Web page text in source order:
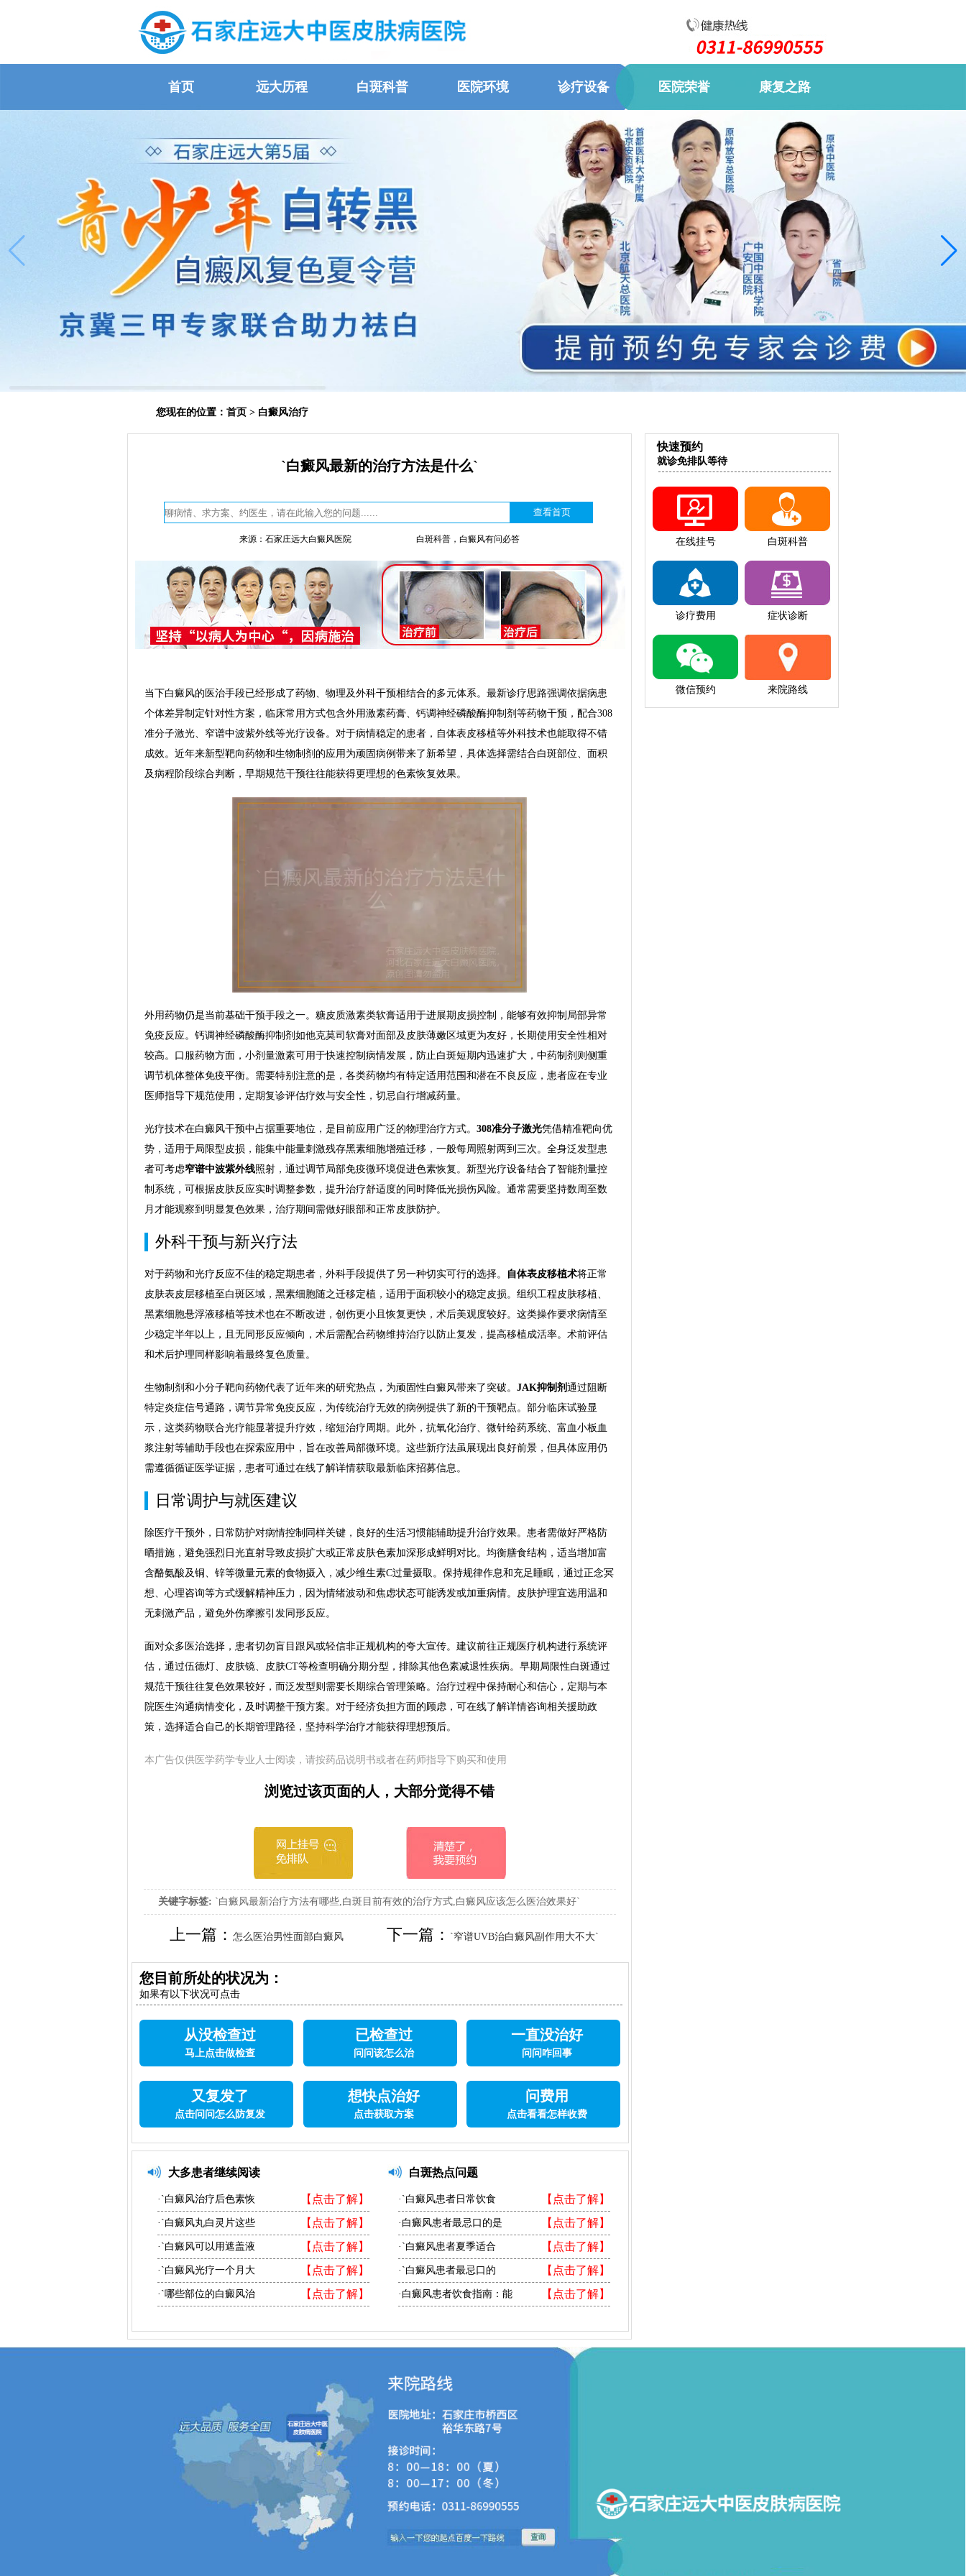
首页 远大历程 白斑科普 医院环境 诊疗设备 医院荣誉 康复之路
您现在的位置： 首页 > 白癜风治疗
`白癜风最新的治疗方法是什么`
来源：石家庄远大白癜风医院 白斑科普，白癜风有问必答
当下白癜风的医治手段已经形成了药物、物理及外科干预相结合的多元体系。最新诊疗思路强调依据病患
个体差异制定针对性方案，临床常用方式包含外用激素药膏、钙调神经磷酸酶抑制剂等药物干预，配合308
准分子激光、窄谱中波紫外线等光疗设备。对于病情稳定的患者，自体表皮移植等外科技术也能取得不错
成效。近年来新型靶向药物和生物制剂的应用为顽固病例带来了新希望，具体选择需结合白斑部位、面积
及病程阶段综合判断，早期规范干预往往能获得更理想的色素恢复效果。
外用药物仍是当前基础干预手段之一。糖皮质激素类软膏适用于进展期皮损控制，能够有效抑制局部异常
免疫反应。钙调神经磷酸酶抑制剂如他克莫司软膏对面部及皮肤薄嫩区域更为友好，长期使用安全性相对
较高。口服药物方面，小剂量激素可用于快速控制病情发展，防止白斑短期内迅速扩大，中药制剂则侧重
调节机体整体免疫平衡。需要特别注意的是，各类药物均有特定适用范围和潜在不良反应，患者应在专业
医师指导下规范使用，定期复诊评估疗效与安全性，切忌自行增减药量。
光疗技术在白癜风干预中占据重要地位，是目前应用广泛的物理治疗方式。 308准分子激光凭借精准靶向优
势，适用于局限型皮损，能集中能量刺激残存黑素细胞增殖迁移，一般每周照射两到三次。全身泛发型患
者可考虑窄谱中波紫外线照射，通过调节局部免疫微环境促进色素恢复。新型光疗设备结合了智能剂量控
制系统，可根据皮肤反应实时调整参数，提升治疗舒适度的同时降低光损伤风险。通常需要坚持数周至数
月才能观察到明显复色效果，治疗期间需做好眼部和正常皮肤防护。
外科干预与新兴疗法
对于药物和光疗反应不佳的稳定期患者，外科手段提供了另一种切实可行的选择。 自体表皮移植术将正常
皮肤表皮层移植至白斑区域，黑素细胞随之迁移定植，适用于面积较小的稳定皮损。组织工程皮肤移植、
黑素细胞悬浮液移植等技术也在不断改进，创伤更小且恢复更快，术后美观度较好。这类操作要求病情至
少稳定半年以上，且无同形反应倾向，术后需配合药物维持治疗以防止复发，提高移植成活率。术前评估
和术后护理同样影响着最终复色质量。
生物制剂和小分子靶向药物代表了近年来的研究热点，为顽固性白癜风带来了突破。 JAK抑制剂 通过阻断
特定炎症信号通路，调节异常免疫反应，为传统治疗无效的病例提供了新的干预靶点。部分临床试验显
示，这类药物联合光疗能显著提升疗效，缩短治疗周期。此外，抗氧化治疗、微针给药系统、富血小板血
浆注射等辅助手段也在探索应用中，旨在改善局部微环境。这些新疗法虽展现出良好前景，但具体应用仍
需遵循循证医学证据，患者可通过在线了解详情获取最新临床招募信息。
日常调护与就医建议
除医疗干预外，日常防护对病情控制同样关键，良好的生活习惯能辅助提升治疗效果。患者需做好严格防
晒措施，避免强烈日光直射导致皮损扩大或正常皮肤色素加深形成鲜明对比。均衡膳食结构，适当增加富
含酪氨酸及铜、锌等微量元素的食物摄入，减少维生素C过量摄取。保持规律作息和充足睡眠，通过正念冥
想、心理咨询等方式缓解精神压力，因为情绪波动和焦虑状态可能诱发或加重病情。皮肤护理宜选用温和
无刺激产品，避免外伤摩擦引发同形反应。
面对众多医治选择，患者切勿盲目跟风或轻信非正规机构的夸大宣传。建议前往正规医疗机构进行系统评
估，通过伍德灯、皮肤镜、皮肤CT等检查明确分期分型，排除其他色素减退性疾病。早期局限性白斑通过
规范干预往往复色效果较好，而泛发型则需要长期综合管理策略。治疗过程中保持耐心和信心，定期与本
院医生沟通病情变化，及时调整干预方案。对于经济负担方面的顾虑，可在线了解详情咨询相关援助政
策，选择适合自己的长期管理路径，坚持科学治疗才能获得理想预后。
本广告仅供医学药学专业人士阅读，请按药品说明书或者在药师指导下购买和使用
浏览过该页面的人，大部分觉得不错
关键字标签: `白癜风最新治疗方法有哪些,白斑目前有效的治疗方式,白癜风应该怎么医治效果好`
上一篇：怎么医治男性面部白癜风 下一篇： `窄谱UVB治白癜风副作用大不大`
您目前所处的状况为：
如果有以下状况可点击
从没检查过
马上点击做检查
已检查过
问问该怎么治
一直没治好
问问咋回事
又复发了
点击问问怎么防复发
想快点治好
点击获取方案
问费用
点击看看怎样收费
大多患者继续阅读
【点击了解】
·`白癜风治疗后色素恢
【点击了解】
·`白癜风丸白灵片这些
【点击了解】
·`白癜风可以用遮盖液
【点击了解】
·`白癜风光疗一个月大
【点击了解】
·`哪些部位的白癜风治
白斑热点问题
【点击了解】
·`白癜风患者日常饮食
【点击了解】
·白癜风患者最忌口的是
【点击了解】
·`白癜风患者夏季适合
【点击了解】
·`白癜风患者最忌口的
【点击了解】
·白癜风患者饮食指南：能
快速预约
就诊免排队等待
在线挂号 白斑科普
诊疗费用 症状诊断
微信预约 来院路线